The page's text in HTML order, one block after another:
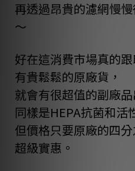
再透過昂貴的濾網慢
～
好在這消費市場真的
有貴鬆鬆的原廠貨，
就會有很超值的副廠品
同樣是HEPA抗菌和活
但價格只要原廠的四分
超級實惠。